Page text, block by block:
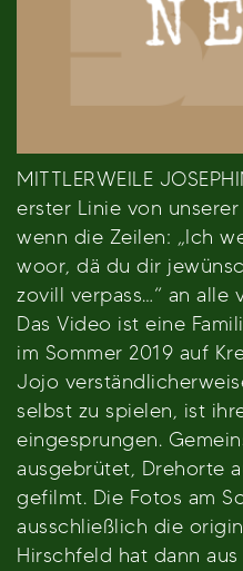
MITTLERWEILE
erster Linie von
wenn die Zeilen: „Ich
woor, dä du dir
zovill verpass…“ an alle
Das Video ist eine
im Sommer 2019 auf
Jojo
selbst zu spielen, ist
eingesprungen.
ausgebrütet, Drehorte
gefilmt. Die Fotos am
ausschließlich die
Hirschfeld hat dann